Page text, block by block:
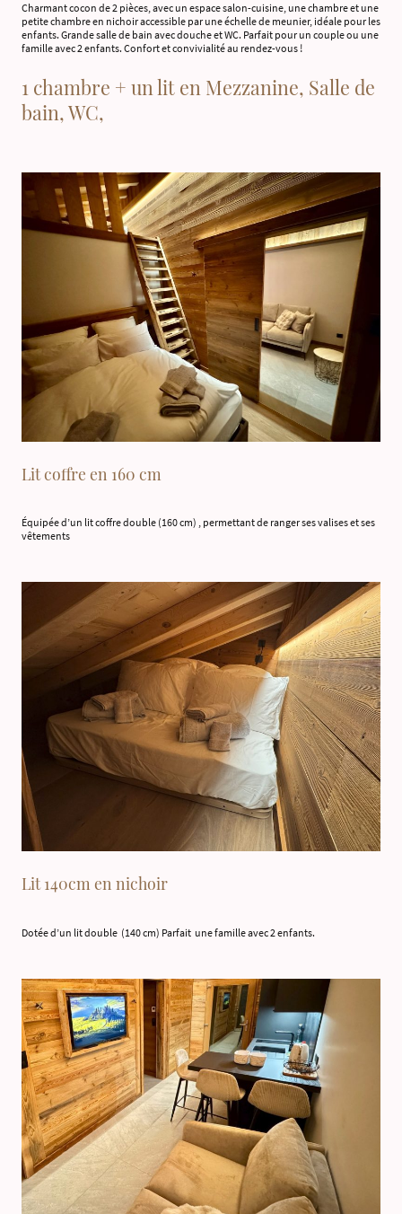
Charmant cocon de 2 pièces, avec un espace salon-cuisine, une chambre et une
petite chambre en nichoir accessible par une échelle de meunier, idéale pour les
enfants. Grande salle de bain avec douche et WC. Parfait pour un couple ou une
famille avec 2 enfants. Confort et convivialité au rendez-vous !
1 chambre + un lit en Mezzanine, Salle de
bain, WC,
Lit coffre en 160 cm
Équipée d’un lit coffre double (160 cm) , permettant de ranger ses valises et ses
vêtements
Lit 140cm en nichoir
Dotée d’un lit double (140 cm) Parfait une famille avec 2 enfants.